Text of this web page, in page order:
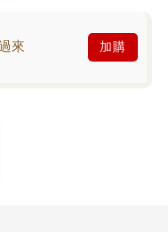
來 加購